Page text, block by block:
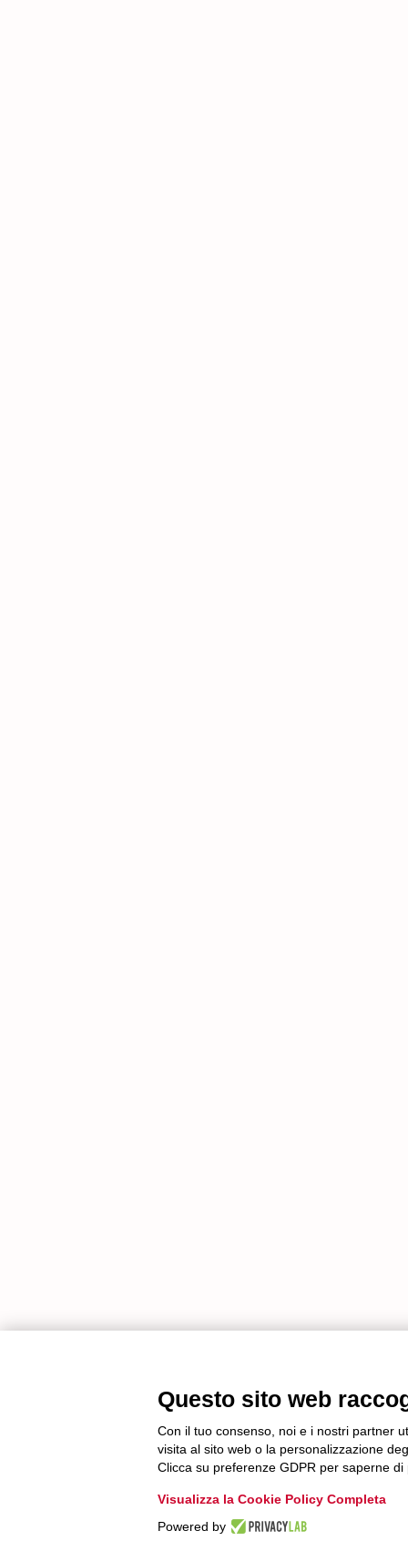
Questo sito web
Con il tuo consenso, noi e i nostri partner
visita al sito web o la personalizzazione
Clicca su preferenze GDPR per saperne di
Visualizza la Cookie Policy Completa
Powered by